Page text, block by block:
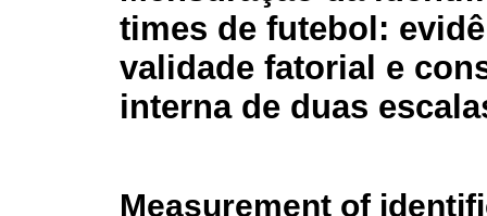
times de futebol:
validade fatorial e
interna de duas
Measurement of